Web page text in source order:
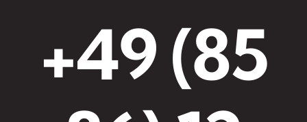
+49 (85